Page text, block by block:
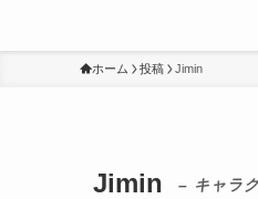
ホーム 投稿 Jimin
Jimin – キャラ